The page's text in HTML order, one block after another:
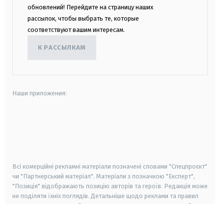
обновлений! Перейдите на страницу наших
рассылок, чтобы выбрать те, которые
соответствуют вашим интересам.
К РАССЫЛКАМ
Наши приложения:
Всі комерційні рекламні матеріали позначені словами "Спецпроєкт"
чи "Партнерський матеріал". Матеріали з позначкою "Експерт",
"Позиція" відображають позицію авторів та героїв. Редакція може
не поділяти їхніх поглядів. Детальніше щодо реклами та правил